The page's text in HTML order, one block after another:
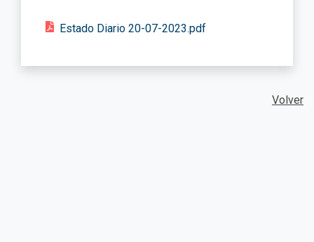
Estado Diario 20-07-2023.pdf
Volver